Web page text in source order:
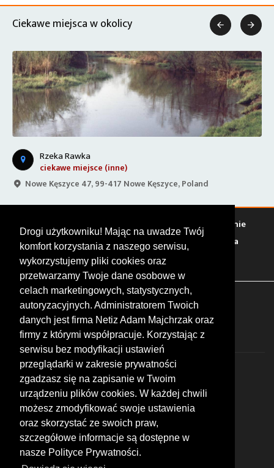
Drogi użytkowniku! Mając na uwadze Twój
komfort korzystania z naszego serwisu,
wykorzystujemy pliki cookies oraz
przetwarzamy Twoje dane osobowe w
celach marketingowych, statystycznych,
autoryzacyjnych. Administratorem Twoich
danych jest firma Netiz Adam Majchrzak oraz
firmy z którymi współpracuje. Korzystając z
serwisu bez modyfikacji ustawień
przeglądarki w zakresie prywatności
zgadzasz się na zapisanie w Twoim
urządzeniu plików cookies. W każdej chwili
możesz zmodyfikować swoje ustawienia
oraz skorzystać ze swoich praw,
szczegółowe informacje są dostępne w
nasze Polityce Prywatności.
Ciekawe miejsca w okolicy
Rzeka Rawka
ciekawe miejsce (inne)
Nowe Kęszyce 47, 99-417 Nowe Kęszyce, Poland
 
Warto zobaczyć Serwisy Stacje paliw
Jedzenie
Bary Zakwaterowanie Tory Zloty Rajdy
Spotkania
Targi Giełdy Szkolenia
FOLLOW US
© 2026 by MotoWhizzer.com
All rights reserved.
KONTAKT
ul. Chopina 16, I piętro